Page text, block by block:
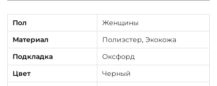
Пол
Женщины
Материал
Полиэстер, Экокожа
Подкладка
Оксфорд
Цвет
Черный